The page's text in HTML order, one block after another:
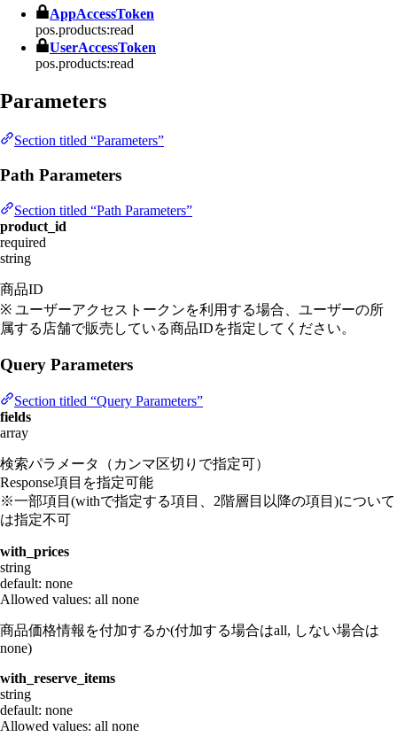
AppAccessToken
pos.products:read
UserAccessToken
pos.products:read
Parameters
Section titled “Parameters”
Path Parameters
Section titled “Path Parameters”
product_id
required
string
商品ID
※ ユーザーアクセストークンを利用する場合、ユーザーの所
属する店舗で販売している商品IDを指定してください。
Query Parameters
Section titled “Query Parameters”
fields
array
検索パラメータ（カンマ区切りで指定可）
Response項目を指定可能
※一部項目(withで指定する項目、2階層目以降の項目)について
は指定不可
with_prices
string
default: none
Allowed values: all none
商品価格情報を付加するか(付加する場合はall, しない場合は
none)
with_reserve_items
string
default: none
Allowed values: all none